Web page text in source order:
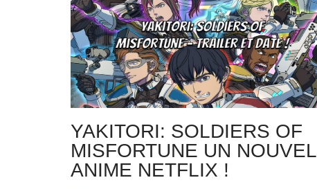
YAKITORI: SOLDIERS OF
MISFORTUNE UN NOUVEL
ANIME NETFLIX !